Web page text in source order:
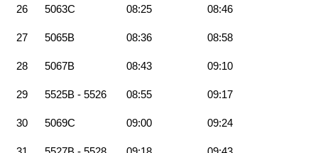
26 5063C 08:25 08:46
27 5065B 08:36 08:58
28 5067B 08:43 09:10
29 5525B - 5526 08:55 09:17
30 5069C 09:00 09:24